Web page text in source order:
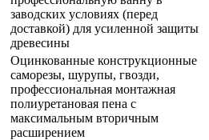
заводских условиях (перед
доставкой) для усиленной защиты
древесины
Оцинкованные конструкционные
саморезы, шурупы, гвозди,
профессиональная монтажная
полиуретановая пена с
максимальным вторичным
расширением